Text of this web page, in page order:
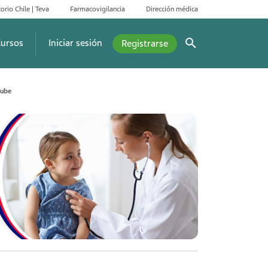
Chile | Teva Farmacovigilancia Dirección médica
Iniciar sesión Registrarse